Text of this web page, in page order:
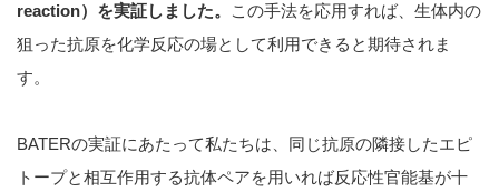
reaction）を実証しました。
この手法を応用すれば、生体内の
狙った抗原を化学反応の場として利用できると期待されま
す。
BATERの実証にあたって私たちは、同じ抗原の隣接したエピ
トープと相互作用する抗体ペアを用いれば反応性官能基が十